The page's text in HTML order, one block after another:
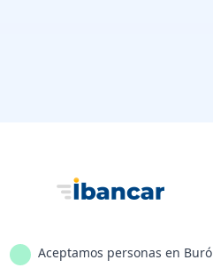
Aceptamos personas en Buró